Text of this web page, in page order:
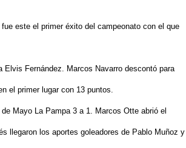
este el primer éxito del campeonato con el que
Fernández. Marcos Navarro descontó para
el primer lugar con 13 puntos.
Mayo La Pampa 3 a 1. Marcos Otte abrió el
llegaron los aportes goleadores de Pablo Muñoz y